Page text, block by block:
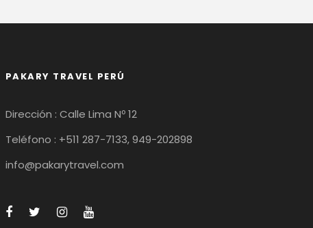
PAKARY TRAVEL PERÚ
Dirección : Calle Lima Nº 12
Teléfono : +511 287-7133, 949-202898
info@pakarytravel.com